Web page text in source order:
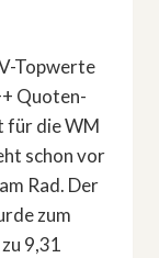
Topwerte
Quoten-
für die WM
schon vor
Rad. Der
zum
9,31